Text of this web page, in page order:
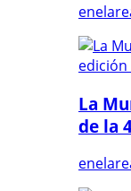
La
de la